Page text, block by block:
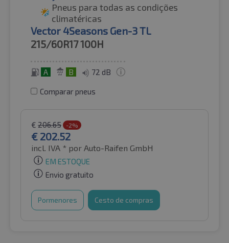
Pneus para todas as condições
climatéricas
Vector 4Seasons Gen-3 TL
215/60R17100H
A B 72 dB
Comparar pneus
€ 206.65 -2%
€ 202.52
incl. IVA * por Auto-Raifen GmbH
EM ESTOQUE
Envio gratuito
Pormenores Cesto de compras